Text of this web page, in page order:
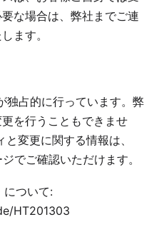
な場合は、 弊社までご連
ます。
占的に行っています。弊
を行うこともできませ
変更に関する情報は、
でご確認いただけます。
ついて:
HT201303